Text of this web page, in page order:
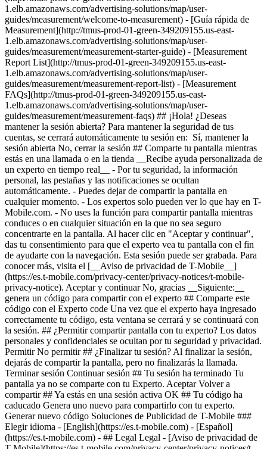
1.elb.amazonaws.com/advertising-solutions/map/user-
guides/measurement/welcome-to-measurement) - [Guía rápida de
Measurement](http://tmus-prod-01-green-349209155.us-east-
1.elb.amazonaws.com/advertising-solutions/map/user-
guides/measurement/measurement-starter-guide) - [Measurement
Report List](http://tmus-prod-01-green-349209155.us-east-
1.elb.amazonaws.com/advertising-solutions/map/user-
guides/measurement/measurement-report-list) - [Measurement
FAQs](http://tmus-prod-01-green-349209155.us-east-
1.elb.amazonaws.com/advertising-solutions/map/user-
guides/measurement/measurement-faqs) ## ¡Hola! ¿Deseas
mantener la sesión abierta? Para mantener la seguridad de tus
cuentas, se cerrará automáticamente tu sesión en: Sí, mantener la
sesión abierta No, cerrar la sesión ## Comparte tu pantalla mientras
estás en una llamada o en la tienda __Recibe ayuda personalizada de
un experto en tiempo real__ - Por tu seguridad, la información
personal, las pestañas y las notificaciones se ocultan
automáticamente. - Puedes dejar de compartir la pantalla en
cualquier momento. - Los expertos solo pueden ver lo que hay en T-
Mobile.com. - No uses la función para compartir pantalla mientras
conduces o en cualquier situación en la que no sea seguro
concentrarte en la pantalla. Al hacer clic en "Aceptar y continuar",
das tu consentimiento para que el experto vea tu pantalla con el fin
de ayudarte con la navegación. Esta sesión puede ser grabada. Para
conocer más, visita el [__Aviso de privacidad de T-Mobile__]
(https://es.t-mobile.com/privacy-center/privacy-notices/t-mobile-
privacy-notice). Aceptar y continuar No, gracias __Siguiente:__
genera un código para compartir con el experto ## Comparte este
código con el Experto code Una vez que el experto haya ingresado
correctamente tu código, esta ventana se cerrará y se continuará con
la sesión. ## ¿Permitir compartir pantalla con tu experto? Los datos
personales y confidenciales se ocultan por tu seguridad y privacidad.
Permitir No permitir ## ¿Finalizar tu sesión? Al finalizar la sesión,
dejarás de compartir la pantalla, pero no finalizarás la llamada.
Terminar sesión Continuar sesión ## Tu sesión ha terminado Tu
pantalla ya no se comparte con tu Experto. Aceptar Volver a
compartir ## Ya estás en una sesión activa OK ## Tu código ha
caducado Genera uno nuevo para compartirlo con tu experto.
Generar nuevo código Soluciones de Publicidad de T-Mobile ###
Elegir idioma - [English](https://es.t-mobile.com) - [Español]
(https://es.t-mobile.com) - ## Legal Legal - [Aviso de privacidad de